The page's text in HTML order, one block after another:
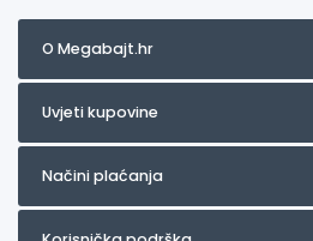
O Megabajt.hr
Uvjeti kupovine
Načini plaćanja